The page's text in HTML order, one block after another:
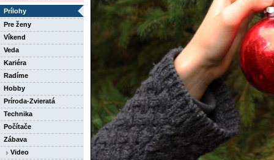
Prílohy
Pre ženy
Víkend
Veda
Kariéra
Radíme
Hobby
Príroda-Zvieratá
Technika
Počítače
Zábava
Video